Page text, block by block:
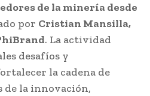
de la minería desde
por Cristian Mansilla,
. La actividad
desafíos y
la cadena de
de la innovación,